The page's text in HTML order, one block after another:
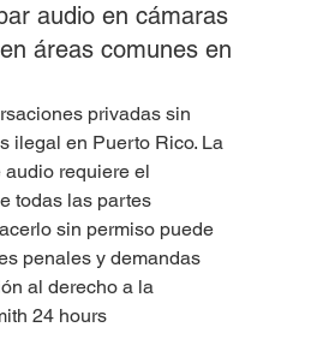
audio en cámaras
áreas comunes en
privadas sin
ilegal en Puerto Rico. La
requiere el
todas las partes
sin permiso puede
penales y demandas
al derecho a la
24 hours